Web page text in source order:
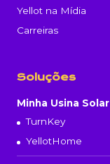
Yellot na Mídia
Carreiras
Soluções
Minha Usina Solar
TurnKey
YellotHome